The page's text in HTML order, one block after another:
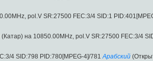
pol.V SR:27500 FEC:3/4 SID:1
(Катар) на 10850.00MHz, pol.V SR:27500 FEC:3/4
4 SID:798 PID:780[MPEG-4]/781 Арабский